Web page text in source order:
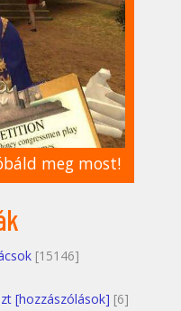
meg most!
[15146]
[hozzászólások] [6]